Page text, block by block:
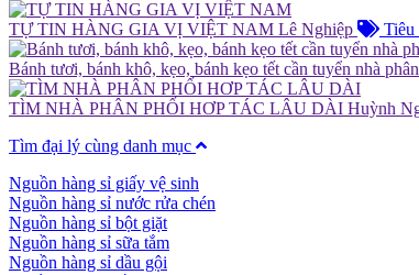
TỰ TIN HÀNG GIA VỊ VIỆT NAM Lê Nghiệp Tiêu
Bánh tươi, bánh khô, kẹo, bánh kẹo tết cần tuyển nhà
TÌM NHÀ PHÂN PHỐI HƠP TÁC LÂU DÀI Huỳnh
Tìm đại lý cùng danh mục
Nguồn hàng sỉ giấy vệ sinh
Nguồn hàng sỉ nước rửa chén
Nguồn hàng sỉ bột giặt
Nguồn hàng sỉ sữa tắm
Nguồn hàng sỉ dầu gội